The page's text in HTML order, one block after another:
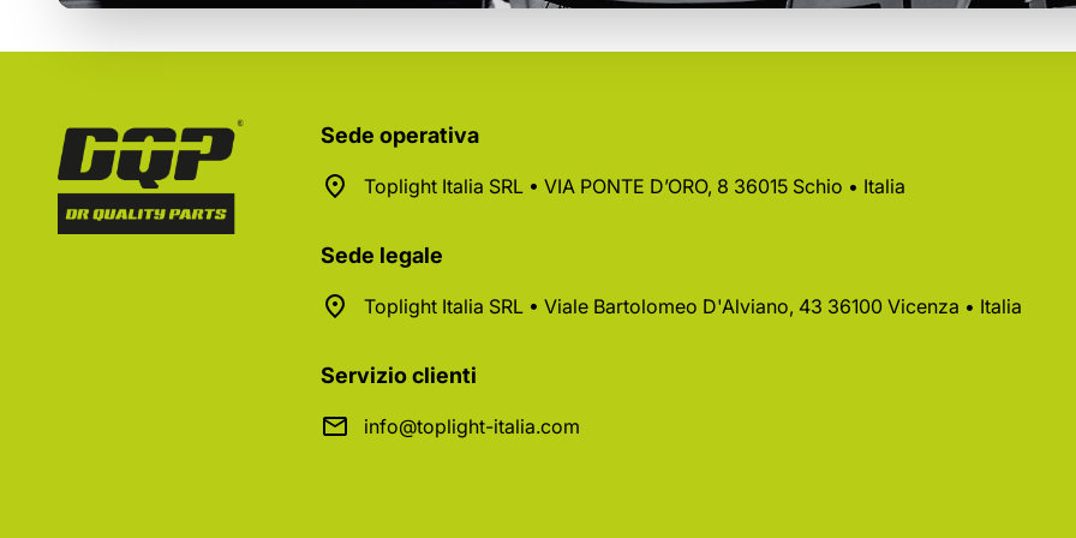
Sede operativa
Toplight Italia SRL • VIA PONTE D’ORO, 8 36015 Schio • Italia
Sede legale
Toplight Italia SRL • Viale Bartolomeo D'Alviano, 43 36100 Vicenza • Italia
Servizio clienti
info@toplight-italia.com